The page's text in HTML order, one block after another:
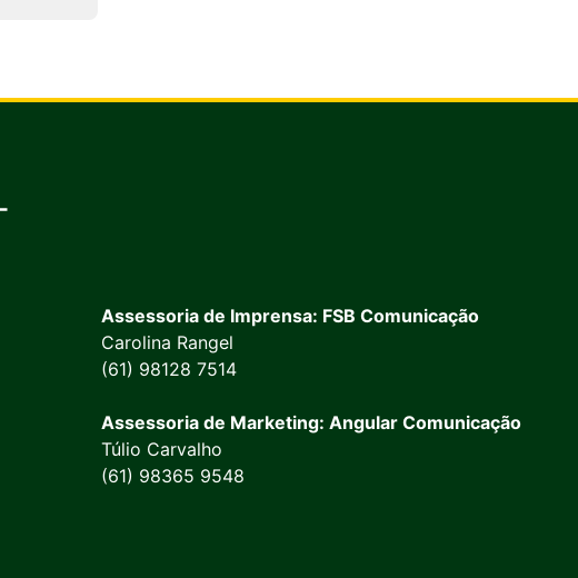
Assessoria de Imprensa: FSB Comunicação
Carolina Rangel
(61) 98128 7514
Assessoria de Marketing: Angular Comunicação
Túlio Carvalho
(61) 98365 9548